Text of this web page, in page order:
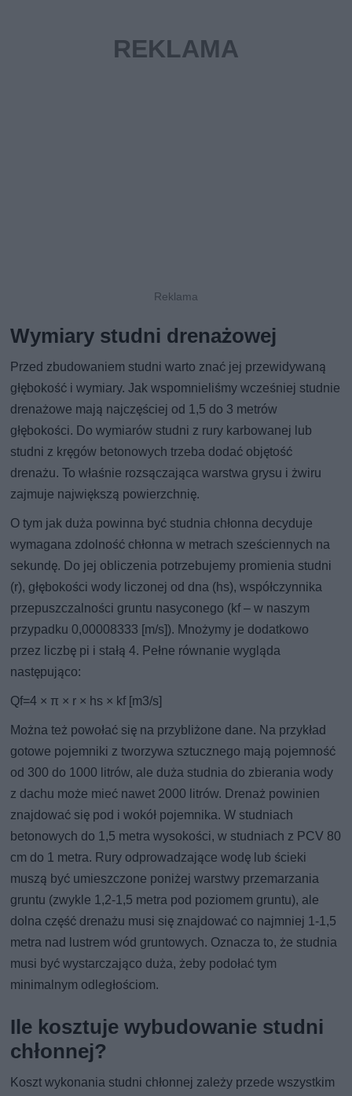
Wymiary studni drenażowej
Przed zbudowaniem studni warto znać jej przewidywaną
głębokość i wymiary. Jak wspomnieliśmy wcześniej studnie
drenażowe mają najczęściej od 1,5 do 3 metrów
głębokości. Do wymiarów studni z rury karbowanej lub
studni z kręgów betonowych trzeba dodać objętość
drenażu. To właśnie rozsączająca warstwa grysu i żwiru
zajmuje największą powierzchnię.
O tym jak duża powinna być studnia chłonna decyduje
wymagana zdolność chłonna w metrach sześciennych na
sekundę. Do jej obliczenia potrzebujemy promienia studni
(r), głębokości wody liczonej od dna (hs), współczynnika
przepuszczalności gruntu nasyconego (kf – w naszym
przypadku 0,00008333 [m/s]). Mnożymy je dodatkowo
przez liczbę pi i stałą 4. Pełne równanie wygląda
następująco:
Qf=4 × π × r × hs × kf [m3/s]
Można też powołać się na przybliżone dane. Na przykład
gotowe pojemniki z tworzywa sztucznego mają pojemność
od 300 do 1000 litrów, ale duża studnia do zbierania wody
z dachu może mieć nawet 2000 litrów. Drenaż powinien
znajdować się pod i wokół pojemnika. W studniach
betonowych do 1,5 metra wysokości, w studniach z PCV 80
cm do 1 metra. Rury odprowadzające wodę lub ścieki
muszą być umieszczone poniżej warstwy przemarzania
gruntu (zwykle 1,2-1,5 metra pod poziomem gruntu), ale
dolna część drenażu musi się znajdować co najmniej 1-1,5
metra nad lustrem wód gruntowych. Oznacza to, że studnia
musi być wystarczająco duża, żeby podołać tym
minimalnym odległościom.
Ile kosztuje wybudowanie studni
chłonnej?
Koszt wykonania studni chłonnej zależy przede wszystkim